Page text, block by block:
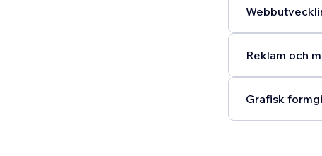
Reklam och
Grafisk